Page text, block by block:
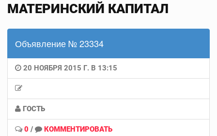
МАТЕРИНСКИЙ КАПИТАЛ
Объявление № 23334
20 НОЯБРЯ 2015 Г. В 13:15
ГОСТЬ
0 / КОММЕНТИРОВАТЬ